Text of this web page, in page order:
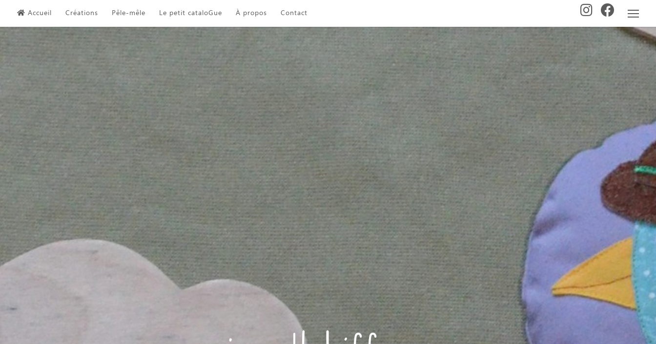
Accueil Créations Pêle-mêle Le petit cataloGue À propos Contact